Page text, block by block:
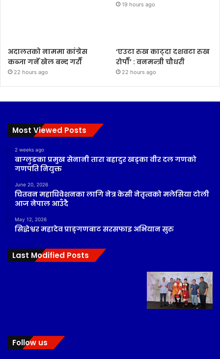
19 hours ago
अदालतको नाममा कांग्रेस
कब्जा गर्ने खेल बन्द गरौँ
22 hours ago
‘एउटा रुख काट्दा दशवटा रुख
रोपौँ’ : वनमन्त्री चौधरी
22 hours ago
Most Viewed Posts
2 weeks ago
बाग्लुङका प्रमुख सेनानी तारा बहादुर खड्का वीर दल गणको
गणपति नियुक्त
June 20, 2026
चितवन महाधिवेशनका लागि नेत्र केसी नेतृत्वको मलेसिया टोली
आज नेपाल आउँदै
May 12, 2026
सिद्धेश्वर महादेव प्राङ्गणबाट सरसफाइ अभियान सुरु
Last Modified Posts
Follow us